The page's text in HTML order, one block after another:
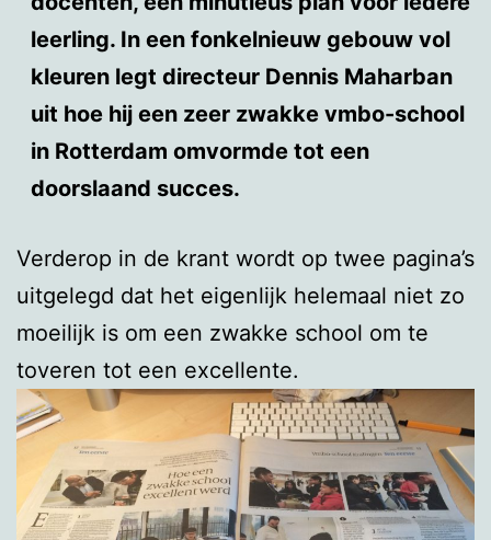
leerling. In een fonkelnieuw gebouw vol
kleuren legt directeur Dennis Maharban
uit hoe hij een zeer zwakke vmbo-school
in Rotterdam omvormde tot een
doorslaand succes.
Verderop in de krant wordt op twee pagina’s
uitgelegd dat het eigenlijk helemaal niet zo
moeilijk is om een zwakke school om te
toveren tot een excellente.